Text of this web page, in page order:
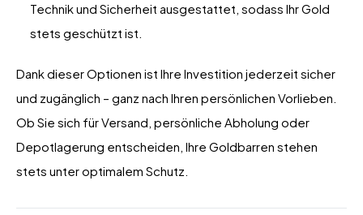
Technik und Sicherheit ausgestattet, sodass Ihr Gold
stets geschützt ist.
Dank dieser Optionen ist Ihre Investition jederzeit sicher
und zugänglich – ganz nach Ihren persönlichen Vorlieben.
Ob Sie sich für Versand, persönliche Abholung oder
Depotlagerung entscheiden, Ihre Goldbarren stehen
stets unter optimalem Schutz.